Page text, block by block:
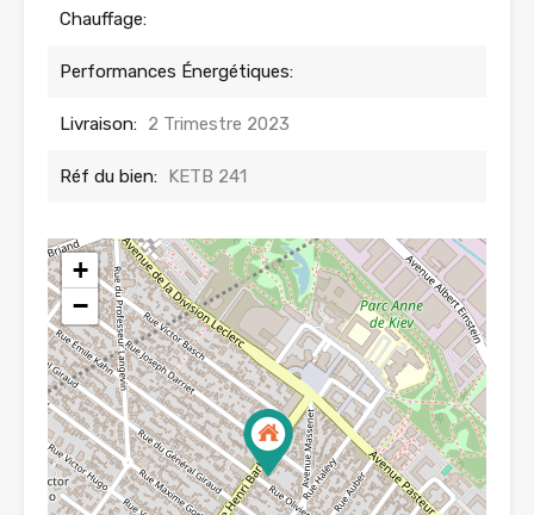
Chauffage:
Performances Énergétiques:
Livraison: 2 Trimestre 2023
Réf du bien: KETB 241
+
−